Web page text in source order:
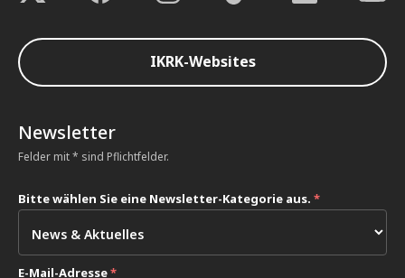
IKRK-Websites
Newsletter
Felder mit * sind Pflichtfelder.
Bitte wählen Sie eine Newsletter-Kategorie aus. *
E-Mail-Adresse*